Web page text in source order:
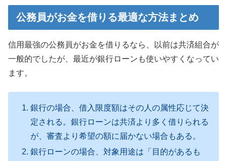
公務員がお金を借りる最適な方法まとめ
信用最強の公務員がお金を借りるなら、以前は共済組合が
一般的でしたが、最近が銀行ローンも使いやすくなってい
ます。
銀行の場合、借入限度額はその人の属性応じて決
定される。銀行ローンは共済より多く借りられる
が、審査より希望の額に届かない場合もある。
銀行ローンの場合、対象用途は「目的があるも